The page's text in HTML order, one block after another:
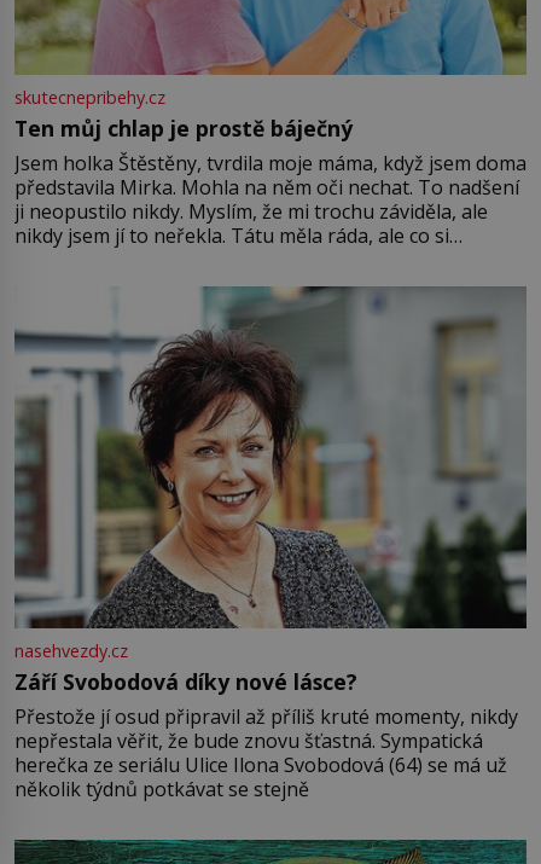
skutecnepribehy.cz
Ten můj chlap je prostě báječný
Jsem holka Štěstěny, tvrdila moje máma, když jsem doma
představila Mirka. Mohla na něm oči nechat. To nadšení
ji neopustilo nikdy. Myslím, že mi trochu záviděla, ale
nikdy jsem jí to neřekla. Tátu měla ráda, ale co si
Jsme spolu moc rádi Tehdy byla jiná doba, když
nasehvezdy.cz
Září Svobodová díky nové lásce?
Přestože jí osud připravil až příliš kruté momenty, nikdy
nepřestala věřit, že bude znovu šťastná. Sympatická
herečka ze seriálu Ulice Ilona Svobodová (64) se má už
několik týdnů potkávat se stejně